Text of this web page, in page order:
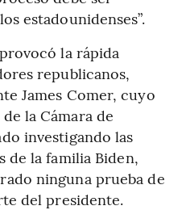
estadounidenses”.
la rápida
republicanos,
James Comer, cuyo
la Cámara de
investigando las
de la familia Biden,
ninguna prueba de
del presidente.